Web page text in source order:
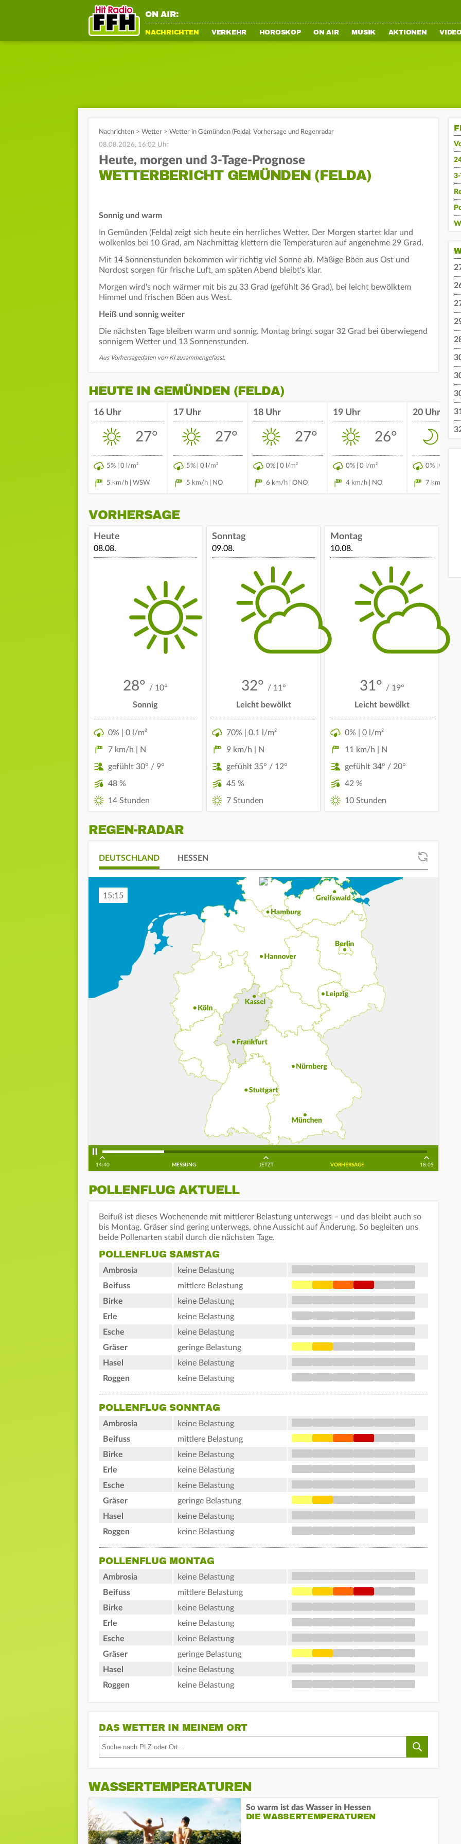
ON AIR:
NACHRICHTEN VERKEHR HOROSKOP ON AIR MUSIK AKTIONEN
Nachrichten > Wetter > Wetter in Gemünden (Felda): Vorhersage und Regenradar
08.08.2026, 16:02 Uhr
Heute, morgen und 3-Tage-Prognose
WETTERBERICHT GEMÜNDEN (FELDA)
Sonnig und warm
In Gemünden (Felda) zeigt sich heute ein herrliches Wetter. Der Morgen startet klar und
wolkenlos bei 10 Grad, am Nachmittag klettern die Temperaturen auf angenehme 29 Grad.
Mit 14 Sonnenstunden bekommen wir richtig viel Sonne ab. Mäßige Böen aus Ost und
Nordost sorgen für frische Luft, am späten Abend bleibt's klar.
Morgen wird's noch wärmer mit bis zu 33 Grad (gefühlt 36 Grad), bei leicht bewölktem
Himmel und frischen Böen aus West.
Heiß und sonnig weiter
Die nächsten Tage bleiben warm und sonnig. Montag bringt sogar 32 Grad bei überwiegend
sonnigem Wetter und 13 Sonnenstunden.
Aus Vorhersagedaten von KI zusammengefasst.
HEUTE IN GEMÜNDEN (FELDA)
16 Uhr
27°
5% | 0 l/m²
5 km/h | WSW
17 Uhr
27°
5% | 0 l/m²
5 km/h | NO
18 Uhr
27°
0% | 0 l/m²
6 km/h | ONO
19 Uhr
26°
0% | 0 l/m²
4 km/h | NO
20 Uhr
0% | 0 l/m²
7 km/h |
VORHERSAGE
Heute
08.08.
28° / 10°
Sonnig
0% | 0 l/m²
7 km/h | N
gefühlt 30° / 9°
48 %
14 Stunden
Sonntag
09.08.
32° / 11°
Leicht bewölkt
70% | 0.1 l/m²
9 km/h | N
gefühlt 35° / 12°
45 %
7 Stunden
Montag
10.08.
31° / 19°
Leicht bewölkt
0% | 0 l/m²
11 km/h | N
gefühlt 34° / 20°
42 %
10 Stunden
REGEN-RADAR
DEUTSCHLAND HESSEN
15:25
14:40 MESSUNG JETZT VORHERSAGE 18:05
POLLENFLUG AKTUELL
Beifuß ist dieses Wochenende mit mittlerer Belastung unterwegs – und das bleibt auch so
bis Montag. Gräser sind gering unterwegs, ohne Aussicht auf Änderung. So begleiten uns
beide Pollenarten stabil durch die nächsten Tage.
POLLENFLUG SAMSTAG
Ambrosia
keine Belastung
Beifuss
mittlere Belastung
Birke
keine Belastung
Erle
keine Belastung
Esche
keine Belastung
Gräser
geringe Belastung
Hasel
keine Belastung
Roggen
keine Belastung
POLLENFLUG SONNTAG
Ambrosia
keine Belastung
Beifuss
mittlere Belastung
Birke
keine Belastung
Erle
keine Belastung
Esche
keine Belastung
Gräser
geringe Belastung
Hasel
keine Belastung
Roggen
keine Belastung
POLLENFLUG MONTAG
Ambrosia
keine Belastung
Beifuss
mittlere Belastung
Birke
keine Belastung
Erle
keine Belastung
Esche
keine Belastung
Gräser
geringe Belastung
Hasel
keine Belastung
Roggen
keine Belastung
DAS WETTER IN MEINEM ORT
WASSERTEMPERATUREN
So warm ist das Wasser in Hessen
DIE WASSERTEMPERATUREN